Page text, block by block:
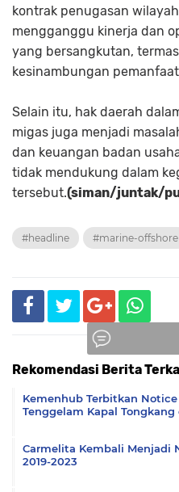
kontrak penugasan
mengganggu kinerja dan
yang bersangkutan,
kesinambungan
Selain itu, hak daerah
migas juga menjadi
dan keuangan badan
tidak mendukung dalam
tersebut.(siman/juntak/
#headline #marine-offshore
Rekomendasi Berita
Kemenhub Terbitkan Notice
Tenggelam Kapal
Carmelita Kembali Menjadi
2019-2023